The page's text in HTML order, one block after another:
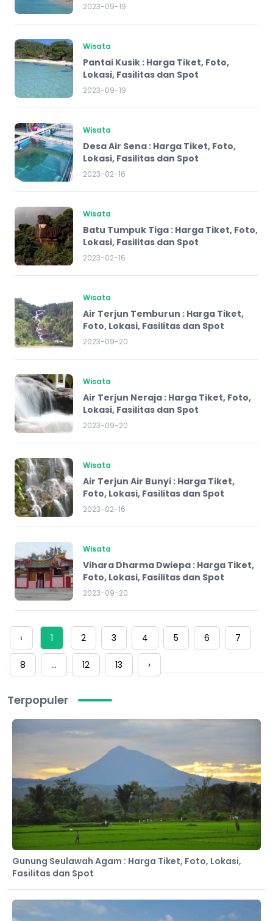
2023-09-19
Wisata
Pantai Kusik : Harga Tiket, Foto,
Lokasi, Fasilitas dan Spot
2023-09-19
Wisata
Desa Air Sena : Harga Tiket, Foto,
Lokasi, Fasilitas dan Spot
2023-02-16
Wisata
Batu Tumpuk Tiga : Harga Tiket, Foto,
Lokasi, Fasilitas dan Spot
2023-02-16
Wisata
Air Terjun Temburun : Harga Tiket,
Foto, Lokasi, Fasilitas dan Spot
2023-09-20
Wisata
Air Terjun Neraja : Harga Tiket, Foto,
Lokasi, Fasilitas dan Spot
2023-09-20
Wisata
Air Terjun Air Bunyi : Harga Tiket,
Foto, Lokasi, Fasilitas dan Spot
2023-02-16
Wisata
Vihara Dharma Dwiepa : Harga Tiket,
Foto, Lokasi, Fasilitas dan Spot
2023-09-20
‹ 1 2 3 4 5 6 7
8 ... 12 13 ›
Terpopuler
Gunung Seulawah Agam : Harga Tiket, Foto, Lokasi,
Fasilitas dan Spot